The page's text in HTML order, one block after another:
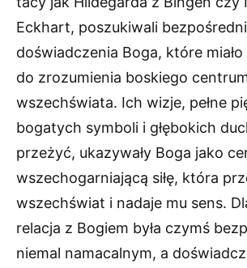
Eckhart, poszukiwali
doświadczenia Boga, które
do zrozumienia boskiego
wszechświata. Ich wizje, pełne
bogatych symboli i głębokich
przeżyć, ukazywały Boga jako
wszechogarniającą siłę, która
wszechświat i nadaje mu sens.
relacja z Bogiem była czymś
niemal namacalnym, a